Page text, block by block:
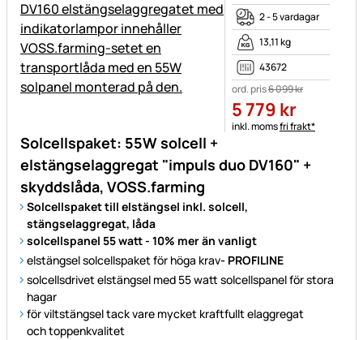
Solcellspaket: 55W solcell +
elstängselaggregat "impuls duo DV160" +
skyddslåda, VOSS.farming
Solcellspaket till elstängsel inkl. solcell,
stängselaggregat, låda
solcellspanel 55 watt - 10% mer än vanligt
elstängsel solcellspaket för höga krav- PROFILINE
solcellsdrivet elstängsel med 55 watt solcellspanel för stora
hagar
för viltstängsel tack vare mycket kraftfullt elaggregat
och toppenkvalitet
2 - 5 vardagar
13,11 kg
43672
ord. pris6 099kr
5 779 kr
Skatteinformation:
inkl. momsfri frakt*